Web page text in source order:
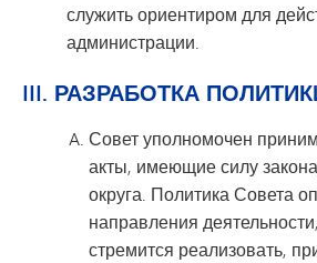
служить ориентиром для
администрации.
III. РАЗРАБОТКА
Совет уполномочен
акты, имеющие силу
округа. Политика Совета
направления
стремится реализовать,